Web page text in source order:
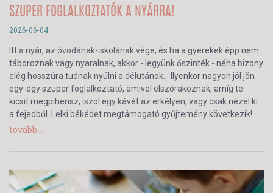
SZUPER FOGLALKOZTATÓK A NYÁRRA!
2026-06-04
Itt a nyár, az óvodának-iskolának vége, és ha a gyerekek épp nem
táboroznak vagy nyaralnak, akkor - legyünk őszinték - néha bizony
elég hosszúra tudnak nyúlni a délutánok… Ilyenkor nagyon jól jön
egy-egy szuper foglalkoztató, amivel elszórakoznak, amíg te
kicsit megpihensz, iszol egy kávét az erkélyen, vagy csak nézel ki
a fejedből. Lelki békédet megtámogató gyűjtemény következik!
tovább...